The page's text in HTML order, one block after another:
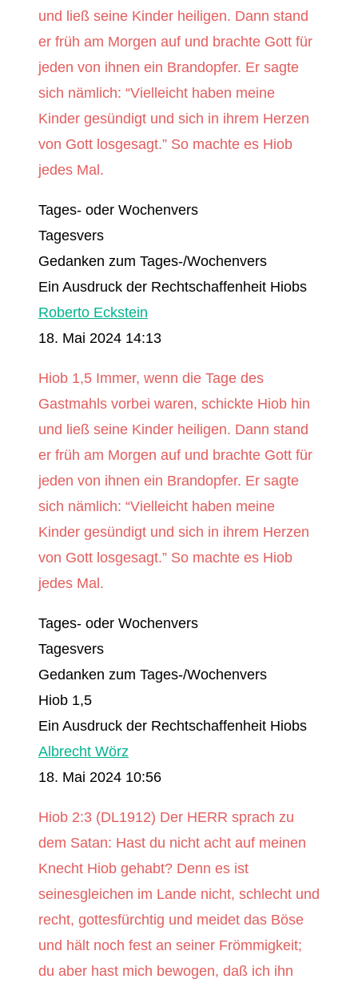
und ließ seine Kinder heiligen. Dann stand
er früh am Morgen auf und brachte Gott für
jeden von ihnen ein Brandopfer. Er sagte
sich nämlich: “Vielleicht haben meine
Kinder gesündigt und sich in ihrem Herzen
von Gott losgesagt.” So machte es Hiob
jedes Mal.
Tages- oder Wochenvers
Tagesvers
Gedanken zum Tages-/Wochenvers
Ein Ausdruck der Rechtschaffenheit Hiobs
Roberto Eckstein
18. Mai 2024 14:13
Hiob 1,5 Immer, wenn die Tage des
Gastmahls vorbei waren, schickte Hiob hin
und ließ seine Kinder heiligen. Dann stand
er früh am Morgen auf und brachte Gott für
jeden von ihnen ein Brandopfer. Er sagte
sich nämlich: “Vielleicht haben meine
Kinder gesündigt und sich in ihrem Herzen
von Gott losgesagt.” So machte es Hiob
jedes Mal.
Tages- oder Wochenvers
Tagesvers
Gedanken zum Tages-/Wochenvers
Hiob 1,5
Ein Ausdruck der Rechtschaffenheit Hiobs
Albrecht Wörz
18. Mai 2024 10:56
Hiob 2:3 (DL1912) Der HERR sprach zu
dem Satan: Hast du nicht acht auf meinen
Knecht Hiob gehabt? Denn es ist
seinesgleichen im Lande nicht, schlecht und
recht, gottesfürchtig und meidet das Böse
und hält noch fest an seiner Frömmigkeit;
du aber hast mich bewogen, daß ich ihn